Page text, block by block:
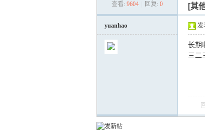
查看: 9604 回复: 0 [其
yuanhao 发
长期
三二